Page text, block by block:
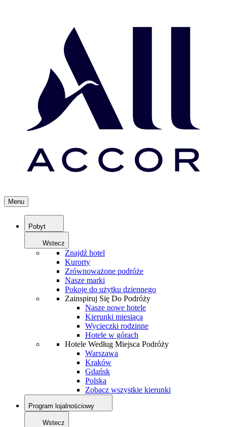
Menu
Pobyt
Wstecz
Znajdź hotel
Kurorty
Zrównoważone podróże
Nasze marki
Pokoje do użytku dziennego
Zainspiruj Się Do Podróży
Nasze nowe hotele
Kierunki miesiąca
Wycieczki rodzinne
Hotele w górach
Hotele Według Miejsca Podróży
Warszawa
Kraków
Gdańsk
Polska
Zobacz wszystkie kierunki
Program lojalnościowy
Wstecz